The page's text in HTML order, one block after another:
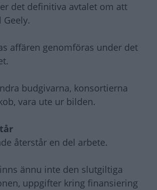
det definitiva avtalet om att
affären genomföras under det
budgivarna, konsortierna
vara ute ur bilden.
återstår en del arbete.
ännu inte den slutgiltiga
uppgifter kring finansiering